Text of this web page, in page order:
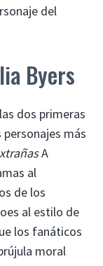
del
Byers
dos primeras
más
A
al
de los
al estilo de
los fanáticos
moral